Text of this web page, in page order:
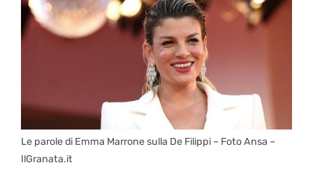
Le parole di Emma Marrone sulla De Filippi – Foto Ansa –
IlGranata.it